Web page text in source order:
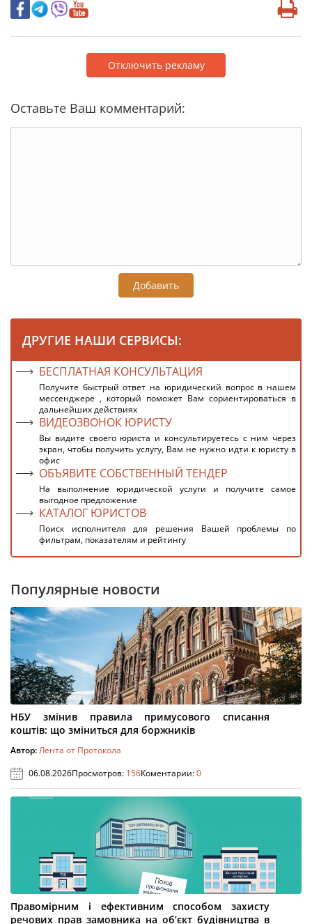
Отключить рекламу
Оставьте Ваш комментарий:
Добавить
ДРУГИЕ НАШИ СЕРВИСЫ:
БЕСПЛАТНАЯ КОНСУЛЬТАЦИЯ
Получите быстрый ответ на юридический вопрос в нашем
мессенджере , который поможет Вам сориентироваться в
дальнейших действиях
ВИДЕОЗВОНОК ЮРИСТУ
Вы видите своего юриста и консультируетесь с ним через
экран, чтобы получить услугу, Вам не нужно идти к юристу в
офис
ОБЪЯВИТЕ СОБСТВЕННЫЙ ТЕНДЕР
На выполнение юридической услуги и получите самое
выгодное предложение
КАТАЛОГ ЮРИСТОВ
Поиск исполнителя для решения Вашей проблемы по
фильтрам, показателям и рейтингу
Популярные новости
НБУ змінив правила примусового списання
коштів: що зміниться для боржників
Автор:Лента от Протокола
06.08.2026Просмотров: 156Коментарии:0
Правомірним і ефективним способом захисту
речових прав замовника на об’єкт будівництва в